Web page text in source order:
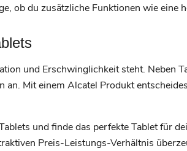
ob du zusätzliche Funktionen wie eine
und Erschwinglichkeit steht. Neben
an. Mit einem Alcatel Produkt
und finde das perfekte Tablet für
Preis-Leistungs-Verhältnis